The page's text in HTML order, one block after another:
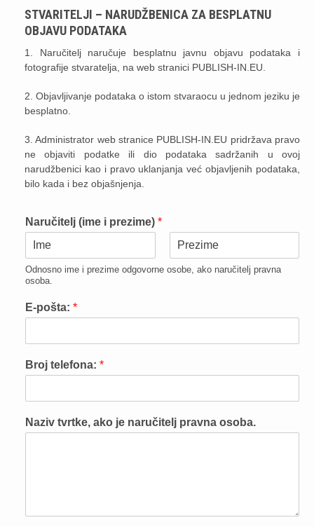
STVARITELJI – NARUDŽBENICA ZA BESPLATNU
OBJAVU PODATAKA
1. Naručitelj naručuje besplatnu javnu objavu podataka i
fotografije stvaratelja, na web stranici PUBLISH-IN.EU.
2. Objavljivanje podataka o istom stvaraocu u jednom jeziku je
besplatno.
3. Administrator web stranice PUBLISH-IN.EU pridržava pravo
ne objaviti podatke ili dio podataka sadržanih u ovoj
narudžbenici kao i pravo uklanjanja već objavljenih podataka,
bilo kada i bez objašnjenja.
Naručitelj (ime i prezime) *
i
r
a
Odnosno ime i prezime odgovorne osobe, ako naručitelj pravna
osoba.
E-pošta: *
Broj telefona: *
Naziv tvrtke, ako je naručitelj pravna osoba.